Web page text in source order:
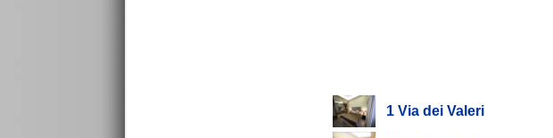
1 Via dei Valeri